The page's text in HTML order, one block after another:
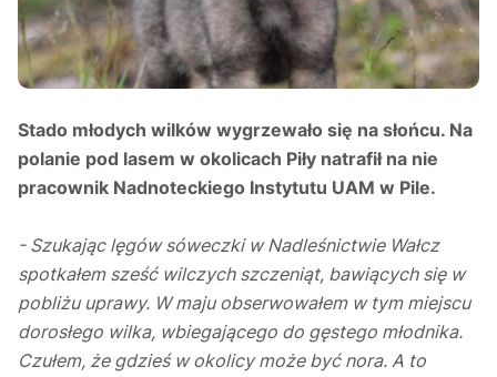
Stado młodych wilków wygrzewało się na słońcu. Na
polanie pod lasem w okolicach Piły natrafił na nie
pracownik Nadnoteckiego Instytutu UAM w Pile.
- Szukając lęgów sóweczki w Nadleśnictwie Wałcz
spotkałem sześć wilczych szczeniąt, bawiących się w
pobliżu uprawy. W maju obserwowałem w tym miejscu
dorosłego wilka, wbiegającego do gęstego młodnika.
Czułem, że gdzieś w okolicy może być nora. A to